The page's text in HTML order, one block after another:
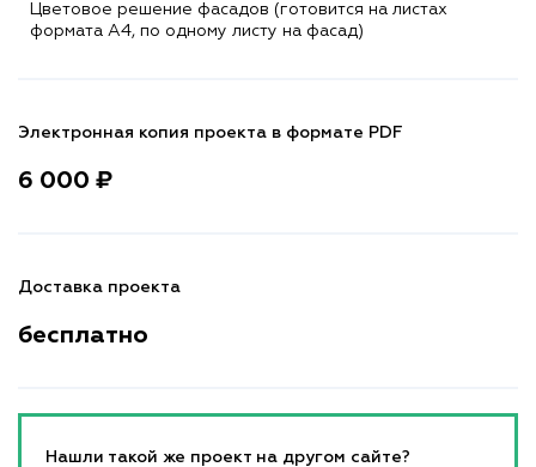
Цветовое решение фасадов (готовится на листах
формата A4, по одному листу на фасад)
Электронная копия проекта в формате PDF
6 000 ₽
Доставка проекта
бесплатно
Нашли такой же проект на другом сайте?